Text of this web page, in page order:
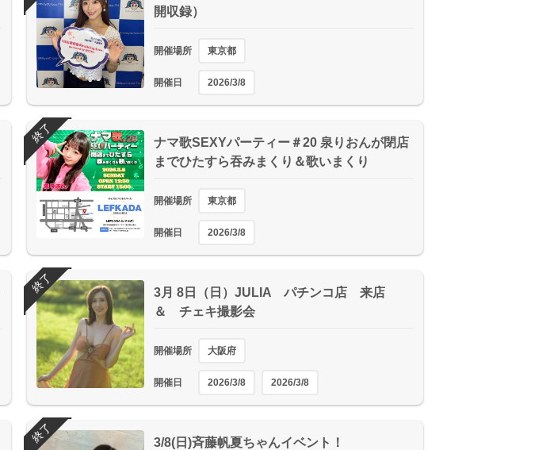
開収録）
開催場所 東京都
開催日 2026/3/8
ナマ歌SEXYパーティー＃20 泉りおんが閉店
までひたすら吞みまくり＆歌いまくり
開催場所 東京都
開催日 2026/3/8
終了
3月 8日（日）JULIA パチンコ店 来店
＆ チェキ撮影会
開催場所 大阪府
開催日 2026/3/8 2026/3/8
終了
3/8(日)斉藤帆夏ちゃんイベント！
終了